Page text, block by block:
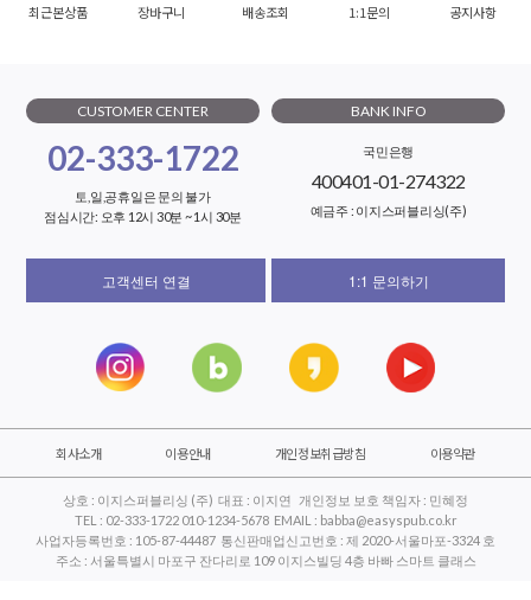
최근본상품 장바구니 배송조회 1:1문의 공지사항
CUSTOMER CENTER
02-333-1722
토,일,공휴일은 문의 불가
점심시간: 오후 12시 30분 ~ 1시 30분
BANK INFO
국민은행
400401-01-274322
예금주 : 이지스퍼블리싱(주)
고객센터 연결 1:1 문의하기
회사소개 이용안내 개인정보취급방침 이용약관
상호 : 이지스퍼블리싱 (주) 대표 : 이지연 개인정보 보호 책임자 : 민혜정
TEL : 02-333-1722 010-1234-5678 EMAIL : babba@easyspub.co.kr
사업자등록번호 : 105-87-44487 통신판매업신고번호 : 제 2020-서울마포-3324 호
주소 : 서울특별시 마포구 잔다리로 109 이지스빌딩 4층 바빠 스마트 클래스